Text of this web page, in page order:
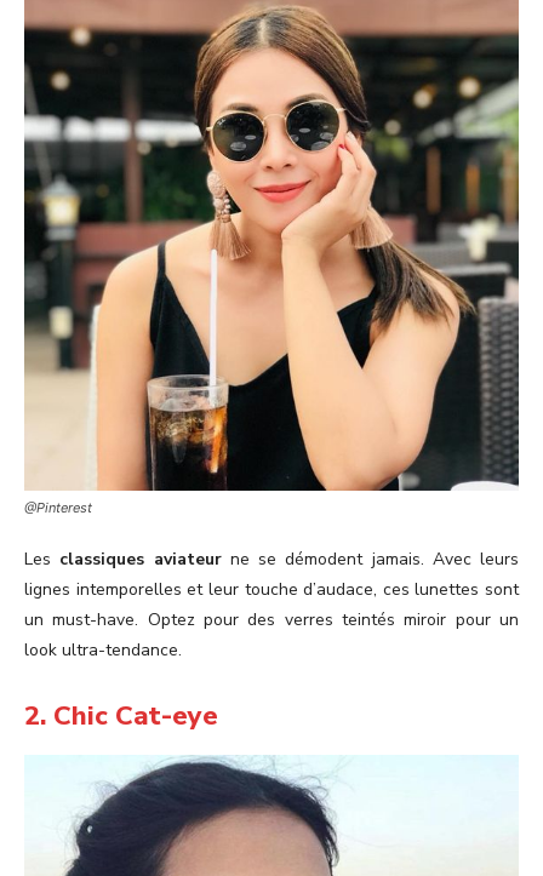
@Pinterest
Les classiques aviateur ne se démodent jamais. Avec leurs
lignes intemporelles et leur touche d’audace, ces lunettes sont
un must-have. Optez pour des verres teintés miroir pour un
look ultra-tendance.
2. Chic Cat-eye